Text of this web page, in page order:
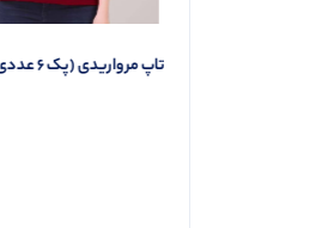
تاپ مرواریدی (پک 6 عددی)